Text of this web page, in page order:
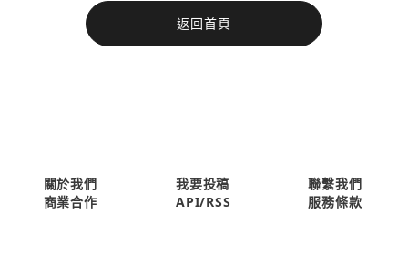
返回首頁
今日熱門
今日熱門
關於我們 我要投稿
聯繫我們
商業合作
API/RSS 服務條款